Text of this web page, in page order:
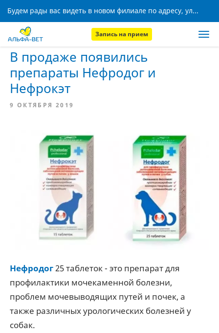
Будем рады вас видеть в новом филиале по адресу, ул. Кижеватова, 8!
Запись на прием
Главная
В продаже появились
препараты Нефродог и
Нефрокэт
9 ОКТЯБРЯ 2019
Нефродог25 таблеток - это препарат для
профилактики мочекаменной болезни,
проблем мочевыводящих путей и почек, а
также различных урологических болезней у
собак.